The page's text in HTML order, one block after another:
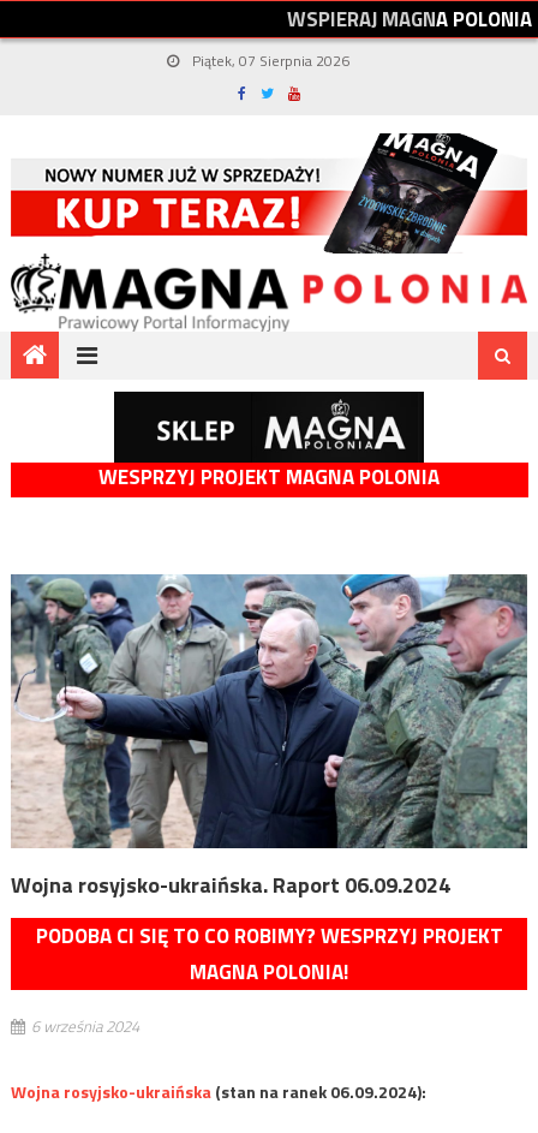
WSPIERAJMAGNAPOLONIA
Piątek, 07 Sierpnia 2026
WESPRZYJ PROJEKT MAGNA POLONIA
Wojna rosyjsko-ukraińska. Raport 06.09.2024
PODOBA CI SIĘ TO CO ROBIMY? WESPRZYJ PROJEKT
MAGNA POLONIA!
6 września 2024
Wojna rosyjsko-ukraińska(stan na ranek 06.09.2024):